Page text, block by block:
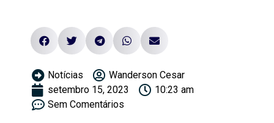
Notícias
Wanderson Cesar
setembro 15, 2023
10:23 am
Sem Comentários